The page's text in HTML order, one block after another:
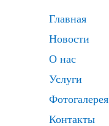
Главная
Новости
О нас
Услуги
Фотогалерея
Контакты